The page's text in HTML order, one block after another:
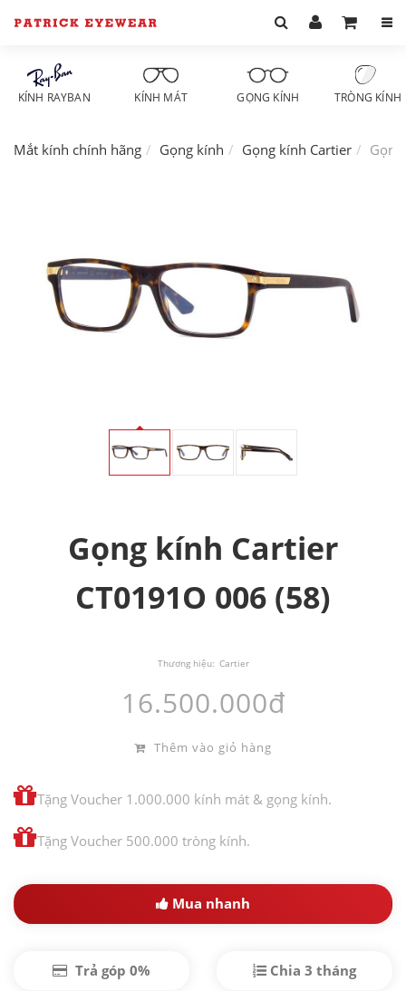
KÍNH RAYBAN KÍNH MÁT GỌNG KÍNH TRÒNG KÍNH
Mắt kính chính hãng Gọng kính Gọng kính Cartier
Gọng kính Cartier
CT0191O 006 (58)
Thương hiệu: Cartier
16.500.000đ
Thêm vào giỏ hàng
Tặng Voucher 1.000.000 kính mát & gọng kính.
Tặng Voucher 500.000 tròng kính.
Mua nhanh
Trả góp 0% Chia 3 tháng